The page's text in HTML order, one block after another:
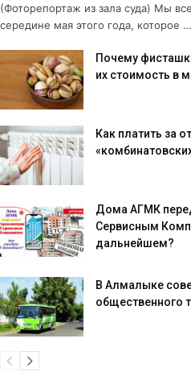
(Фоторепортаж из зала суда) Мы
середине мая этого года, которое …
Почему
их стоимость в
Как платить за
Дома АГМК
Сервисным
дальнейшем?
В Алмалыке
общественного